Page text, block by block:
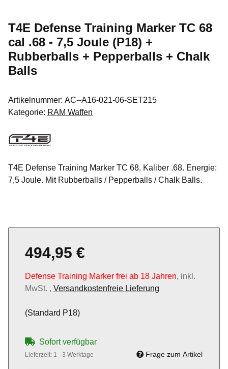
T4E Defense Training Marker TC 68
cal .68 - 7,5 Joule (P18) +
Rubberballs + Pepperballs + Chalk
Balls
Artikelnummer: AC--A16-021-06-SET215
Kategorie: RAM Waffen
T4E Defense Training Marker TC 68. Kaliber .68. Energie:
7,5 Joule. Mit Rubberballs / Pepperballs / Chalk Balls.
494,95 €
Defense Training Marker frei ab 18 Jahren, inkl.
MwSt. , Versandkostenfreie Lieferung
(Standard P18)
Sofort verfügbar
Lieferzeit: 1 - 3 Werktage Frage zum Artikel